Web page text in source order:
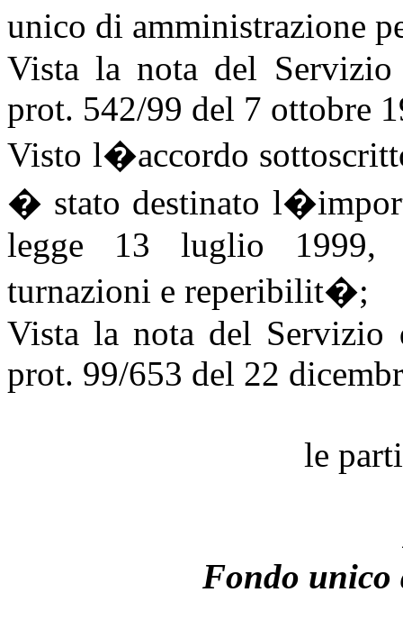
unico di amministrazione
Vista la nota del
prot. 542/99 del 7 ottobre
Visto l�accordo
� stato destinato
legge 13 luglio 1999,
turnazioni e reperibilit�;
Vista la nota del Servizio
prot. 99/653 del 22
le
Fondo unico